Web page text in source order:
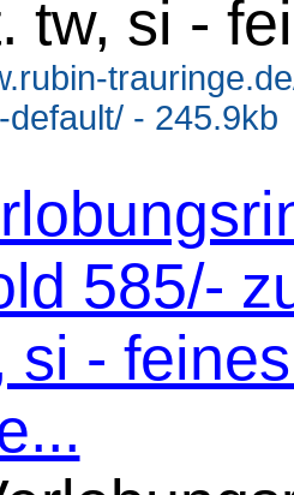
tw, si -
- 245.9kb
585/-
si -